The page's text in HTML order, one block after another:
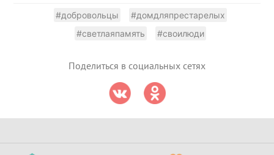
#добровольцы
#домдляпрестарелых
#светлаяпамять
#своилюди
Поделиться в социальных сетях